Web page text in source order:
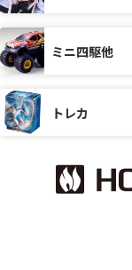
ミニ四駆他
トレカ